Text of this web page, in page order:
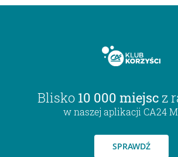
Blisko 10 000 miejsc z
w naszej aplikacji CA24
SPRAWDŹ